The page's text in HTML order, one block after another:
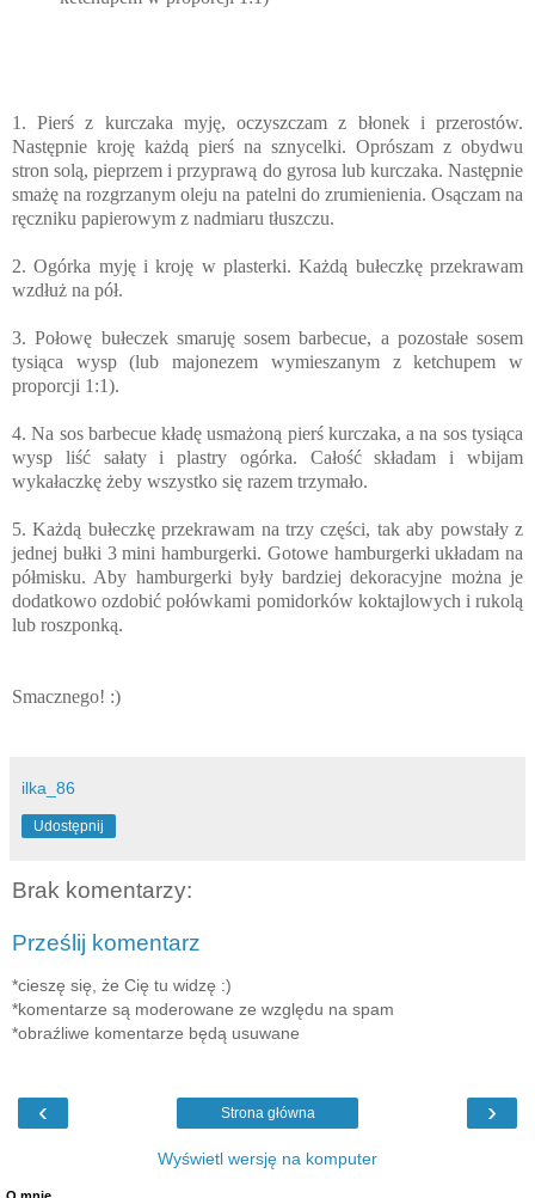
1. Pierś z kurczaka myję, oczyszczam z błonek i przerostów.
Następnie kroję każdą pierś na sznycelki. Oprószam z obydwu
stron solą, pieprzem i przyprawą do gyrosa lub kurczaka. Następnie
smażę na rozgrzanym oleju na patelni do zrumienienia. Osączam na
ręczniku papierowym z nadmiaru tłuszczu.
2. Ogórka myję i kroję w plasterki. Każdą bułeczkę przekrawam
wzdłuż na pół.
3. Połowę bułeczek smaruję sosem barbecue, a pozostałe sosem
tysiąca wysp (lub majonezem wymieszanym z ketchupem w
proporcji 1:1).
4. Na sos barbecue kładę usmażoną pierś kurczaka, a na sos tysiąca
wysp liść sałaty i plastry ogórka. Całość składam i wbijam
wykałaczkę żeby wszystko się razem trzymało.
5.Każdą bułeczkę przekrawam na trzy części, tak aby powstały z
jednej bułki 3 mini hamburgerki. Gotowe hamburgerki układam na
półmisku. Aby hamburgerki były bardziej dekoracyjne można je
dodatkowo ozdobić połówkami pomidorków koktajlowych i rukolą
lub roszponką.
Smacznego! :)
ilka_86
Udostępnij
Brak komentarzy:
Prześlij komentarz
*cieszę się, że Cię tu widzę :)
*komentarze są moderowane ze względu na spam
*obraźliwe komentarze będą usuwane
‹ ›
Strona główna
Wyświetl wersję na komputer